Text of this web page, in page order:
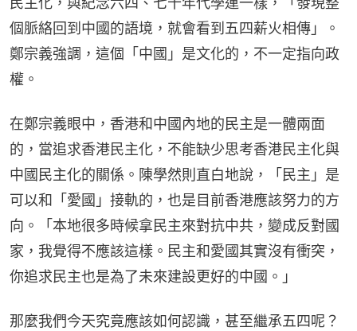
個脈絡回到中國的語境，就會看到五四薪火相傳」。
鄭宗義強調，這個「中國」是文化的，不一定指向政
權。
在鄭宗義眼中，香港和中國內地的民主是一體兩面
的，當追求香港民主化，不能缺少思考香港民主化與
中國民主化的關係。陳學然則直白地說，「民主」是
可以和「愛國」接軌的，也是目前香港應該努力的方
向。「本地很多時候拿民主來對抗中共，變成反對國
家，我覺得不應該這樣。民主和愛國其實沒有衝突，
你追求民主也是為了未來建設更好的中國。」
那麼我們今天究竟應該如何認識，甚至繼承五四呢？